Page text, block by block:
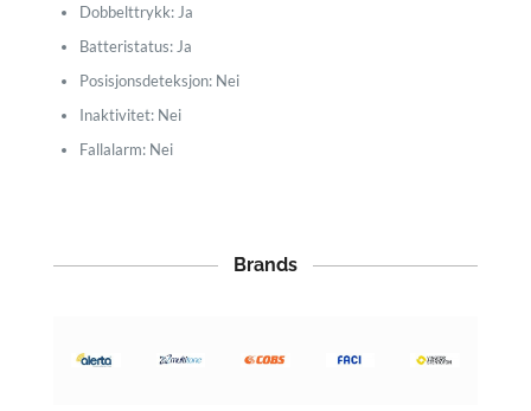
Dobbelttrykk: Ja
Batteristatus: Ja
Posisjonsdeteksjon: Nei
Inaktivitet: Nei
Fallalarm: Nei
Brands